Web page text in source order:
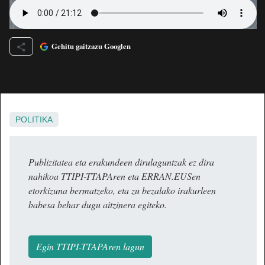
Gehitu gaitzazu Googlen
POLITIKA
Publizitatea eta erakundeen dirulaguntzak ez dira
nahikoa TTIPI-TTAPAren eta ERRAN.EUSen
etorkizuna bermatzeko, eta zu bezalako irakurleen
babesa behar dugu aitzinera egiteko.
Egin TTIPI-TTAPAren lagun